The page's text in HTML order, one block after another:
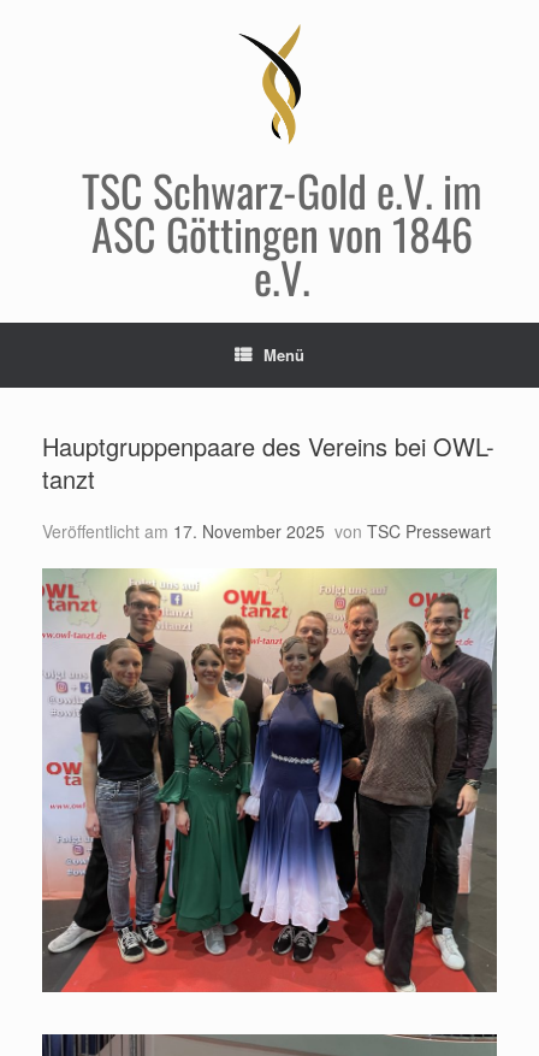
TSC Schwarz-Gold e.V. im
ASC Göttingen von 1846
e.V.
Menü
Hauptgruppenpaare des Vereins bei OWL-
tanzt
Veröffentlicht am 17. November 2025 von TSC Pressewart